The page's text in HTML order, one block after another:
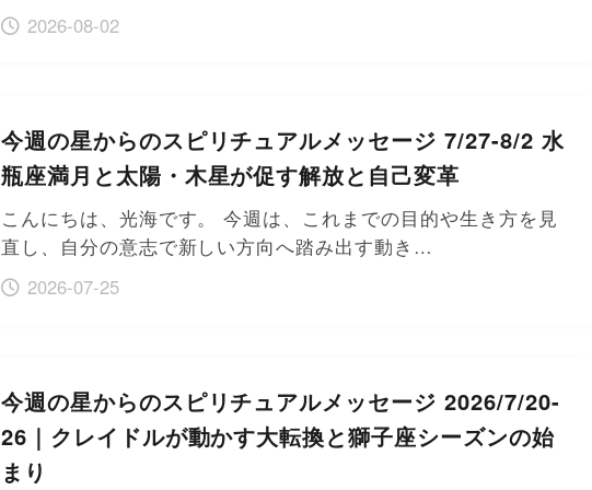
2026-08-02
今週の星からのスピリチュアルメッセージ 7/27-8/2 水
瓶座満月と太陽・木星が促す解放と自己変革
こんにちは、光海です。 今週は、これまでの目的や生き方を見
直し、自分の意志で新しい方向へ踏み出す動き…
2026-07-25
今週の星からのスピリチュアルメッセージ 2026/7/20-
26｜クレイドルが動かす大転換と獅子座シーズンの始
まり